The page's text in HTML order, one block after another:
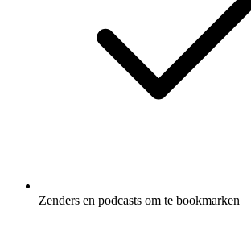
Zenders en podcasts om te bookmarken